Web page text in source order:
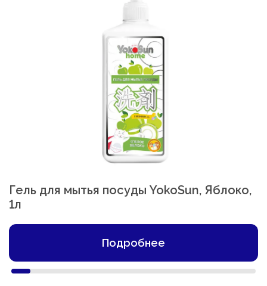
Гель для мытья посуды YokoSun, Яблоко,
1л
Подробнее